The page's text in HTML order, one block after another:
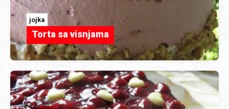
jojka
Torta sa visnjama